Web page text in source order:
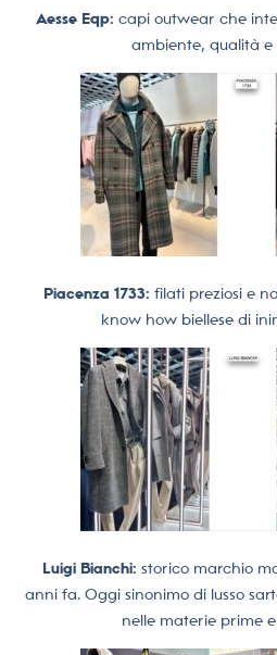
Aesse Eqp: capi outwear che
ambiente, qualità e
Piacenza 1733: filati preziosi e
know how biellese di
Luigi Bianchi: storico marchio
anni fa. Oggi sinonimo di lusso
nelle materie prime